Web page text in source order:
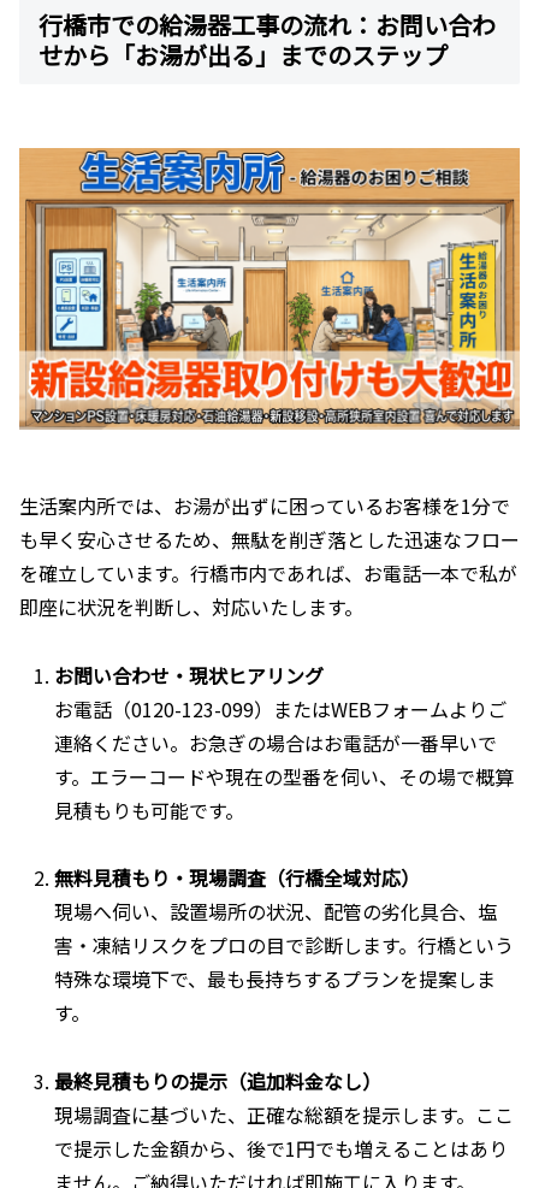
行橋市での給湯器工事の流れ：お問い合わ
せから「お湯が出る」までのステップ
生活案内所では、お湯が出ずに困っているお客様を1分で
も早く安心させるため、無駄を削ぎ落とした迅速なフロー
を確立しています。行橋市内であれば、お電話一本で私が
即座に状況を判断し、対応いたします。
お問い合わせ・現状ヒアリング
お電話（0120-123-099）またはWEBフォームよりご
連絡ください。お急ぎの場合はお電話が一番早いで
す。エラーコードや現在の型番を伺い、その場で概算
見積もりも可能です。
無料見積もり・現場調査（行橋全域対応）
現場へ伺い、設置場所の状況、配管の劣化具合、塩
害・凍結リスクをプロの目で診断します。行橋という
特殊な環境下で、最も長持ちするプランを提案しま
す。
最終見積もりの提示（追加料金なし）
現場調査に基づいた、正確な総額を提示します。ここ
で提示した金額から、後で1円でも増えることはあり
ません。ご納得いただければ即施工に入ります。